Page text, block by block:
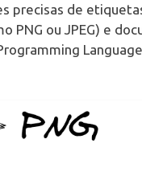
precisas de
PNG ou JPEG) e